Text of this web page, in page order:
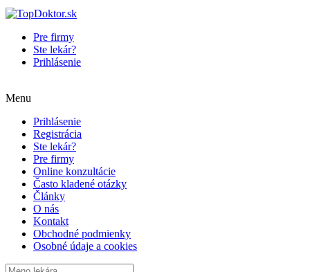
Pre firmy
Ste lekár?
Prihlásenie
Menu
Prihlásenie
Registrácia
Ste lekár?
Pre firmy
Online konzultácie
Často kladené otázky
Články
O nás
Kontakt
Obchodné podmienky
Osobné údaje a cookies